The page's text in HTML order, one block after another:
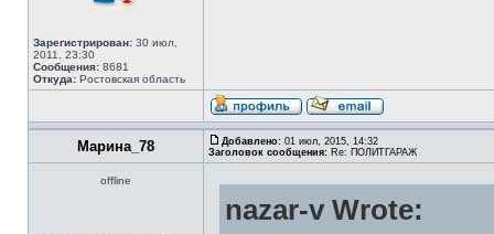
Зарегистрирован: 30 июл,
2011, 23:30
Сообщения: 8681
Откуда: Ростовская область
Марина_78 Добавлено: 01 июл, 2015, 14:32
Заголовок сообщения: Re: ПОЛИТГАРАЖ
offline
nazar-v Wrote: